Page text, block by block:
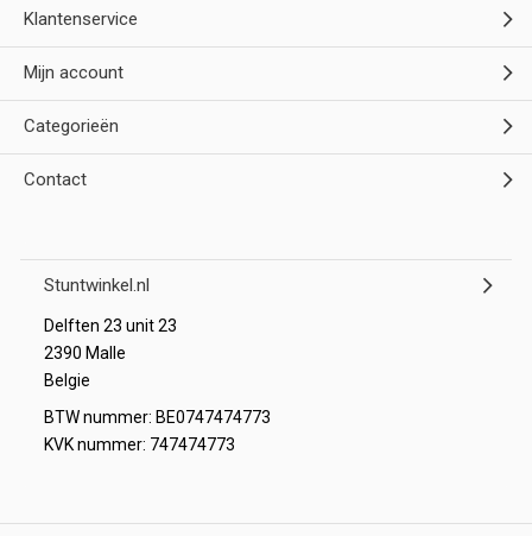
Klantenservice
Mijn account
Categorieën
Contact
Stuntwinkel.nl
Delften 23 unit 23
2390 Malle
Belgie
BTW nummer: BE0747474773
KVK nummer: 747474773